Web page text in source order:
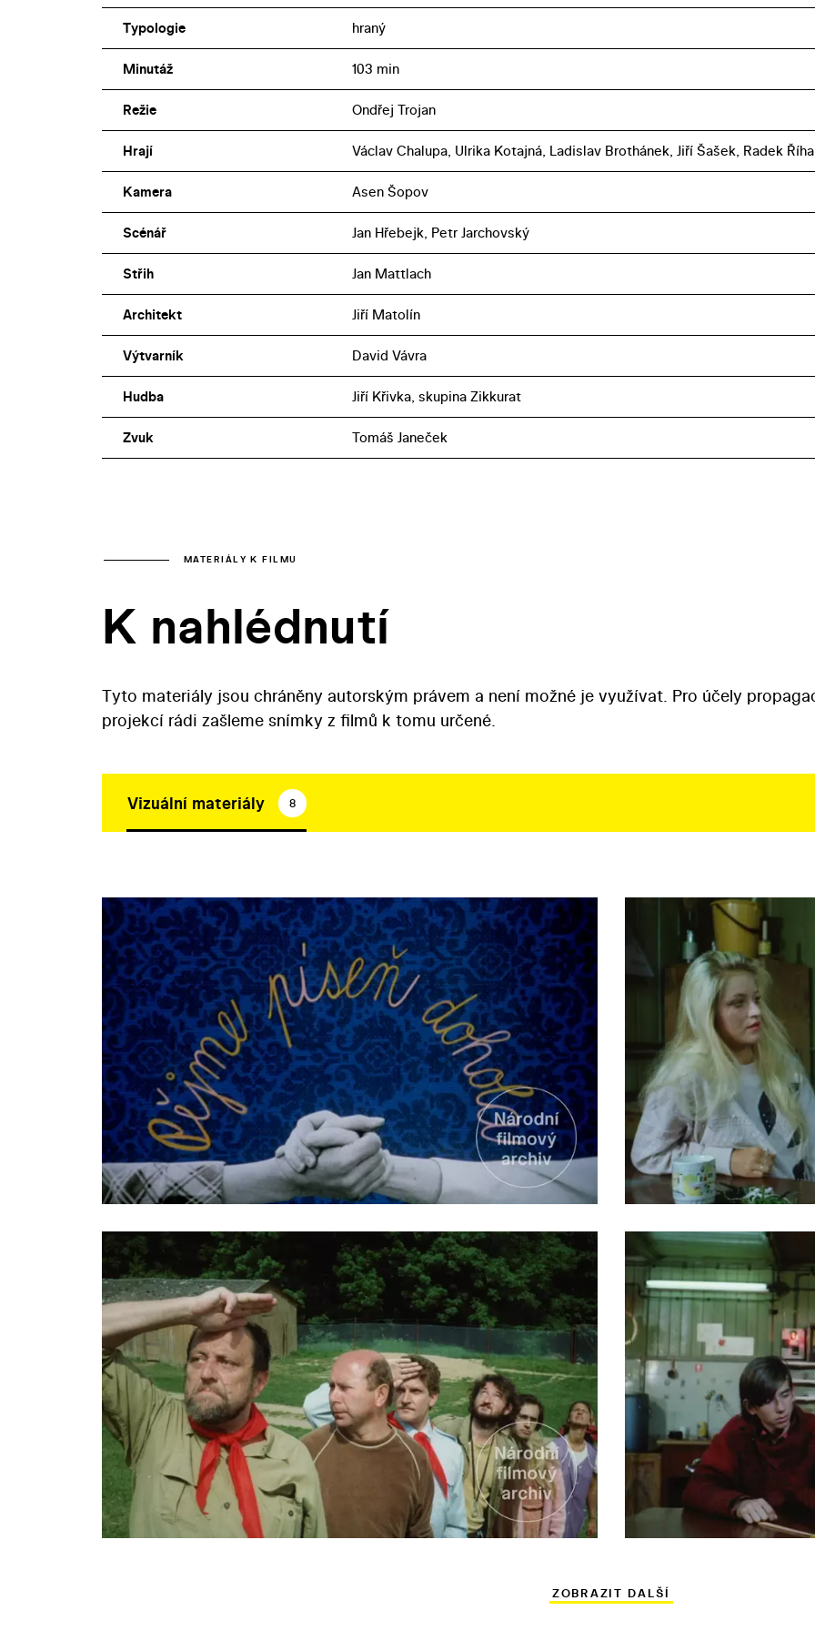
Typologie hraný
Minutáž 103 min
Režie Ondřej Trojan
Hrají Václav Chalupa, Ulrika Kotajná, Ladislav Brothánek, Jiří Šašek, Radek Říha
Kamera Asen Šopov
Scénář Jan Hřebejk, Petr Jarchovský
Střih Jan Mattlach
Architekt Jiří Matolín
Výtvarník David Vávra
Hudba Jiří Křivka, skupina Zikkurat
Zvuk Tomáš Janeček
MATERIÁLY K FILMU
K nahlédnutí
Tyto materiály jsou chráněny autorským právem a není možné je využívat. Pro účely
projekcí rádi zašleme snímky z filmů k tomu určené.
Vizuální materiály 8
ZOBRAZIT DALŠÍ